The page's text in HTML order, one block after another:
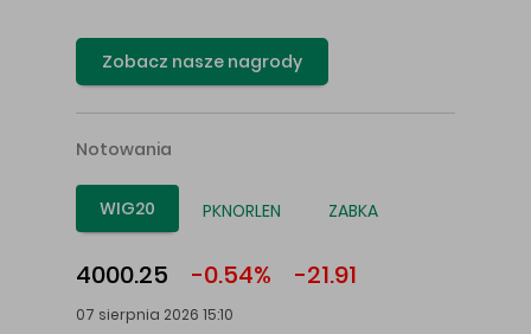
Zobacz nasze nagrody
Notowania
WIG20 PKNORLEN ZABKA
4000.25 -0.54% -21.91
07 sierpnia 2026 15:10